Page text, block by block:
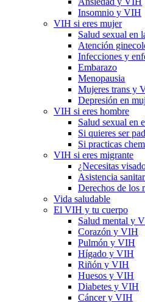
Insomnio y VIH
VIH si eres mujer
Salud sexual en
Atención
Infecciones y
Embarazo
Menopausia
Mujeres trans y
Depresión en
VIH si eres hombre
Salud sexual en
Si quieres ser
Si practicas
VIH si eres migrante
¿Necesitas
Asistencia
Derechos de los
Vida saludable
El VIH y tu cuerpo
Salud mental y
Corazón y VIH
Pulmón y VIH
Hígado y VIH
Riñón y VIH
Huesos y VIH
Diabetes y VIH
Cáncer y VIH